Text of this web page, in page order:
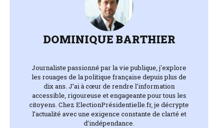
DOMINIQUE BARTHIER
Journaliste passionné par la vie publique, j'explore
les rouages de la politique française depuis plus de
dix ans. J’ai à cœur de rendre l'information
accessible, rigoureuse et engageante pour tous les
citoyens. Chez ElectionPrésidentielle.fr, je décrypte
l’actualité avec une exigence constante de clarté et
d’indépendance.